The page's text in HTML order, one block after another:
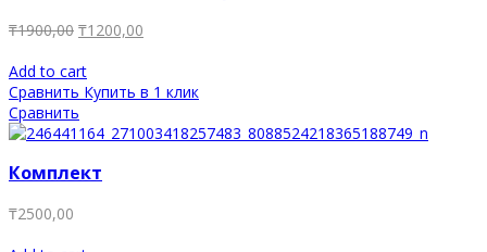
₸1900,00 ₸1200,00
Add to cart
Сравнить Купить в 1 клик
Сравнить
Комплект
₸2500,00